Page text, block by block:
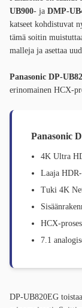
UB900- ja DMP-
katseet kohdistuvat
tämä soitin
malleja ja asettaa
Panasonic DP-
erinomainen HCX-
Panasonic
4K Ultra
Laaja
Tuki 4K
HCX-
7.1
DP-UB820EG